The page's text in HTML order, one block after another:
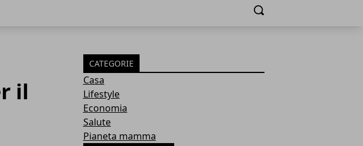
Cerca
il
CATEGORIE
Casa
Lifestyle
Economia
Salute
Pianeta mamma